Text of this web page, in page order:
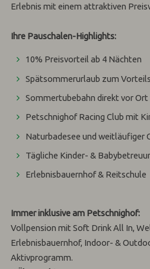
Erlebnis mit einem attraktiven
Ihre Pauschalen-Highlights:
10% Preisvorteil ab 4 Nächten
Spätsommerurlaub zum
Sommertubebahn direkt vor Ort
Petschnighof Racing Club mit
Naturbadesee und weitläufiger
Tägliche Kinder- &
Erlebnisbauernhof & Reitschule
Immer inklusive am Petschnighof:
Vollpension mit Soft Drink All In,
Erlebnisbauernhof, Indoor- &
Aktivprogramm.